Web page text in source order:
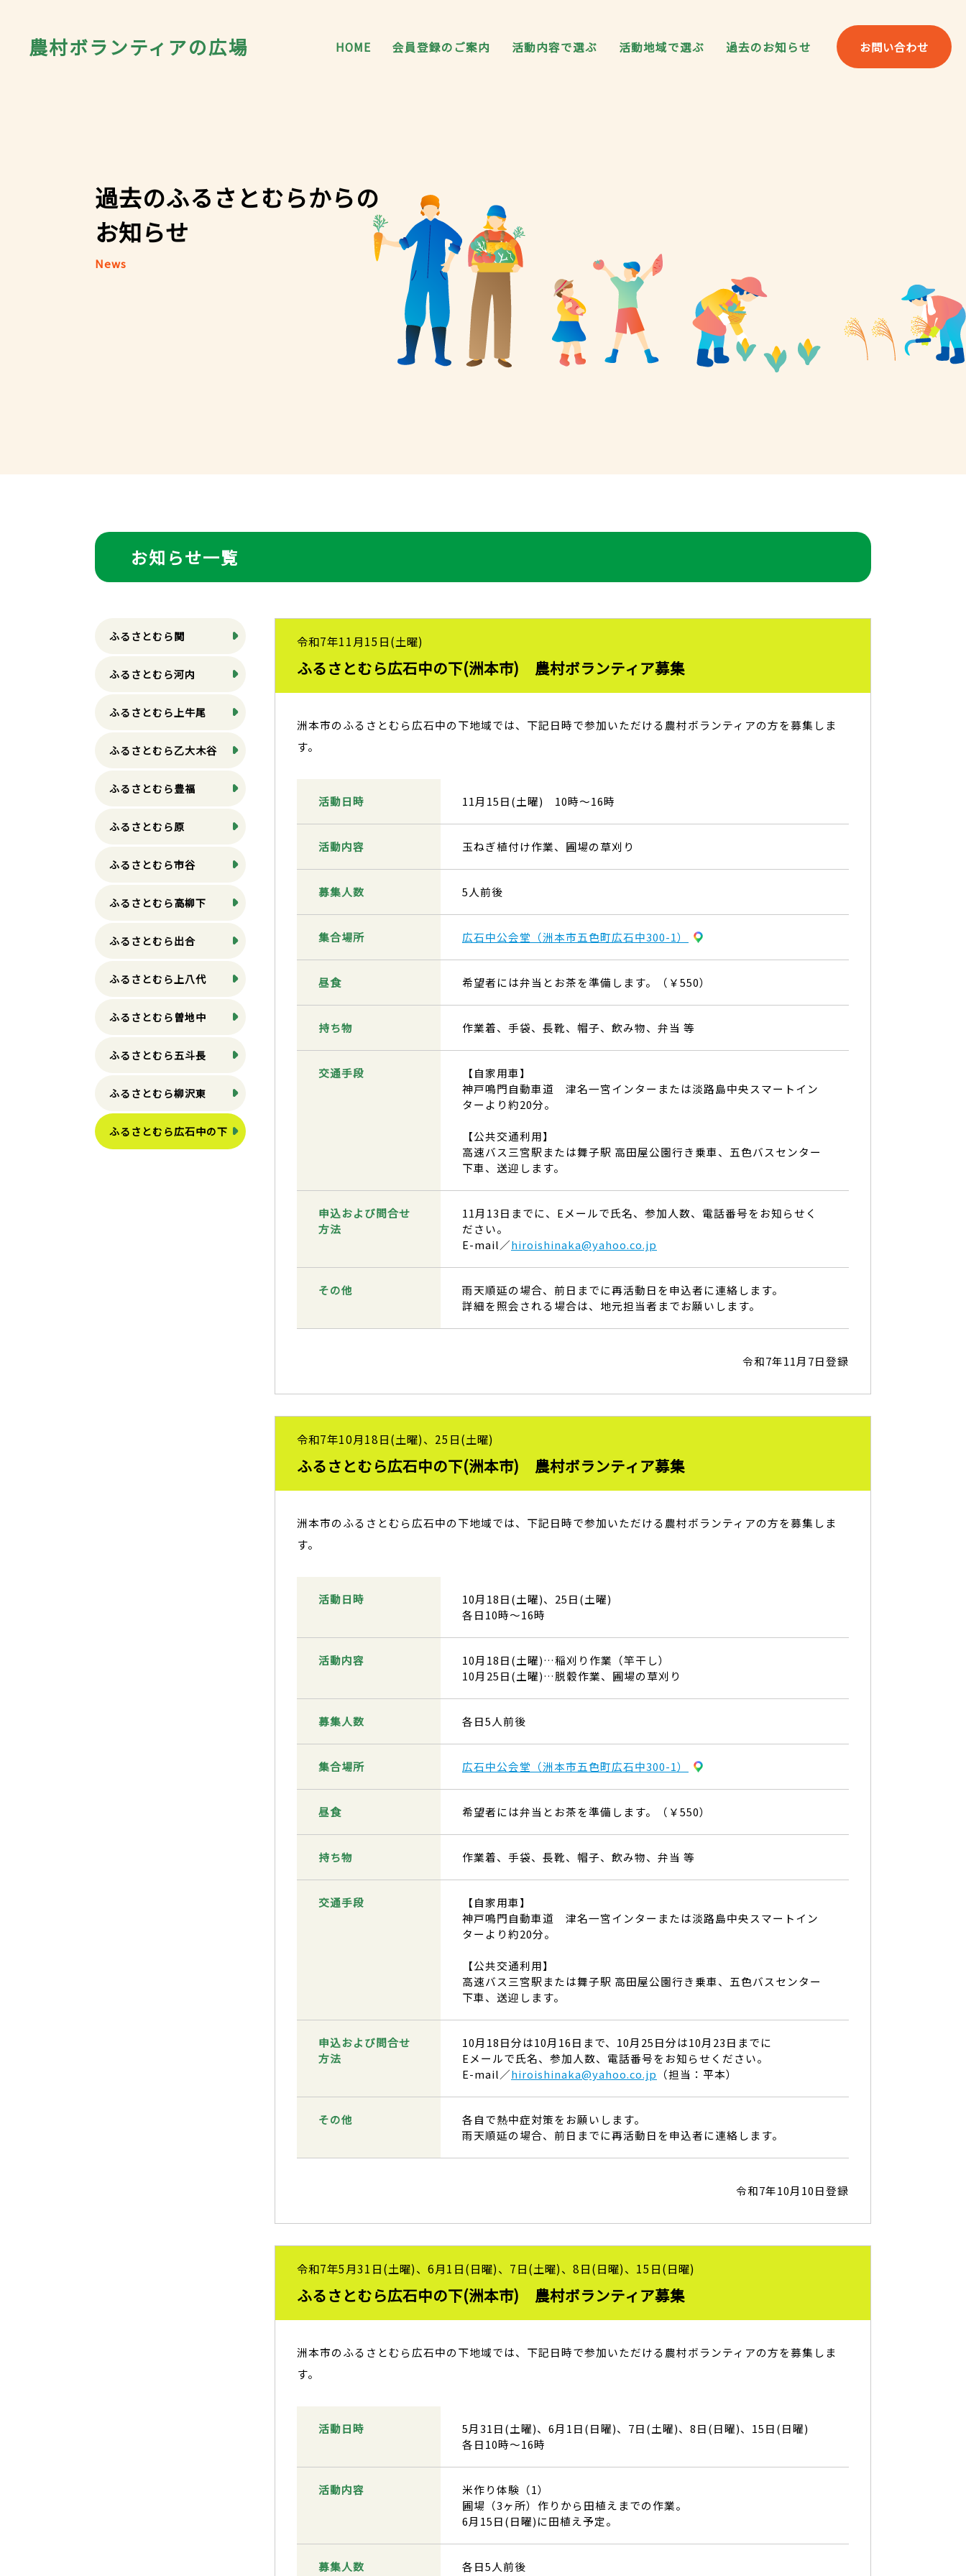
農村ボランティアの広場 HOME 会員登録のご案内 活動内容で選ぶ 活動地域で選ぶ 過去のお知らせ お問い合わせ
過去のふるさとむらからの
お知らせ
News
お知らせ一覧
ふるさとむら関
ふるさとむら河内
ふるさとむら上牛尾
ふるさとむら乙大木谷
ふるさとむら豊福
ふるさとむら原
ふるさとむら市谷
ふるさとむら高柳下
ふるさとむら出合
ふるさとむら上八代
ふるさとむら曽地中
ふるさとむら五斗長
ふるさとむら柳沢東
ふるさとむら広石中の下
令和7年11月15日(土曜)
ふるさとむら広石中の下(洲本市) 農村ボランティア募集
洲本市のふるさとむら広石中の下地域では、下記日時で参加いただける農村ボランティアの方を募集しま
す。
活動日時 11月15日(土曜) 10時～16時
活動内容 玉ねぎ植付け作業、圃場の草刈り
募集人数 5人前後
集合場所 広石中公会堂（洲本市五色町広石中300-1）
昼食 希望者には弁当とお茶を準備します。（￥550）
持ち物 作業着、手袋、長靴、帽子、飲み物、弁当 等
交通手段
【自家用車】
神戸鳴門自動車道 津名一宮インターまたは淡路島中央スマートイン
ターより約20分。
【公共交通利用】
高速バス三宮駅または舞子駅 高田屋公園行き乗車、五色バスセンター
下車、送迎します。
申込および問合せ
方法
11月13日までに、Eメールで氏名、参加人数、電話番号をお知らせく
ださい。
E-mail／hiroishinaka@yahoo.co.jp
その他
雨天順延の場合、前日までに再活動日を申込者に連絡します。
詳細を照会される場合は、地元担当者までお願いします。
令和7年11月7日登録
令和7年10月18日(土曜)、25日(土曜)
ふるさとむら広石中の下(洲本市) 農村ボランティア募集
洲本市のふるさとむら広石中の下地域では、下記日時で参加いただける農村ボランティアの方を募集しま
す。
活動日時
10月18日(土曜)、25日(土曜)
各日10時～16時
活動内容
10月18日(土曜)…稲刈り作業（竿干し）
10月25日(土曜)…脱穀作業、圃場の草刈り
募集人数 各日5人前後
集合場所 広石中公会堂（洲本市五色町広石中300-1）
昼食 希望者には弁当とお茶を準備します。（￥550）
持ち物 作業着、手袋、長靴、帽子、飲み物、弁当 等
交通手段
【自家用車】
神戸鳴門自動車道 津名一宮インターまたは淡路島中央スマートイン
ターより約20分。
【公共交通利用】
高速バス三宮駅または舞子駅 高田屋公園行き乗車、五色バスセンター
下車、送迎します。
申込および問合せ
方法
10月18日分は10月16日まで、10月25日分は10月23日までに
Eメールで氏名、参加人数、電話番号をお知らせください。
E-mail／hiroishinaka@yahoo.co.jp （担当：平本）
その他
各自で熱中症対策をお願いします。
雨天順延の場合、前日までに再活動日を申込者に連絡します。
令和7年10月10日登録
令和7年5月31日(土曜)、6月1日(日曜)、7日(土曜)、8日(日曜)、15日(日曜)
ふるさとむら広石中の下(洲本市) 農村ボランティア募集
洲本市のふるさとむら広石中の下地域では、下記日時で参加いただける農村ボランティアの方を募集しま
す。
活動日時
5月31日(土曜)、6月1日(日曜)、7日(土曜)、8日(日曜)、15日(日曜)
各日10時～16時
活動内容
米作り体験（1）
圃場（3ヶ所）作りから田植えまでの作業。
6月15日(日曜)に田植え予定。
募集人数 各日5人前後